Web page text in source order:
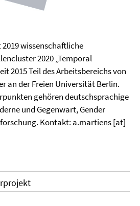
2019 wissenschaftliche
2020 „Temporal
2015 Teil des Arbeitsbereichs von
an der Freien Universität Berlin.
gehören deutschsprachige
und Gegenwart, Gender
Kontakt: a.martiens [at]